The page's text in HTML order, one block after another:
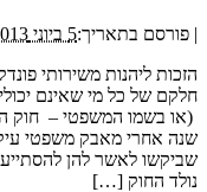
| פורסם בתאריך:5 ביוני 2013
הזכות ליהנות משירותי
חלקם של כל מי שאינם
שנה אחרי מאבק משפטי
שביקשו לאשר להן
נולד החוק […]